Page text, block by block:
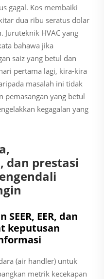
gagal. Kos membaiki
dua ribu seratus dolar
Juruteknik HVAC yang
bahawa jika
saiz yang betul dan
pertama lagi, kira-kira
masalah ini tidak
pemasangan yang betul
kegagalan yang
dan prestasi
EER, dan
keputusan
(air handler) untuk
metrik kecekapan